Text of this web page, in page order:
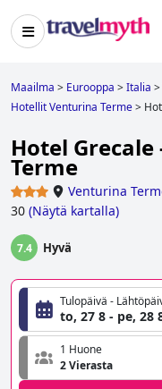
Maailma > Eurooppa >Italia >
Hotellit Venturina Terme>
Hotel
Terme
Venturina
30 (Näytä kartalla)
7.4 Hyvä
Tulopäivä -
to, 27 8 - pe, 28
1 Huone
2 Vierasta